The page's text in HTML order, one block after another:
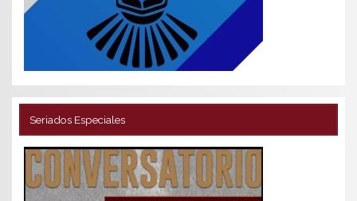
Seriados Especiales